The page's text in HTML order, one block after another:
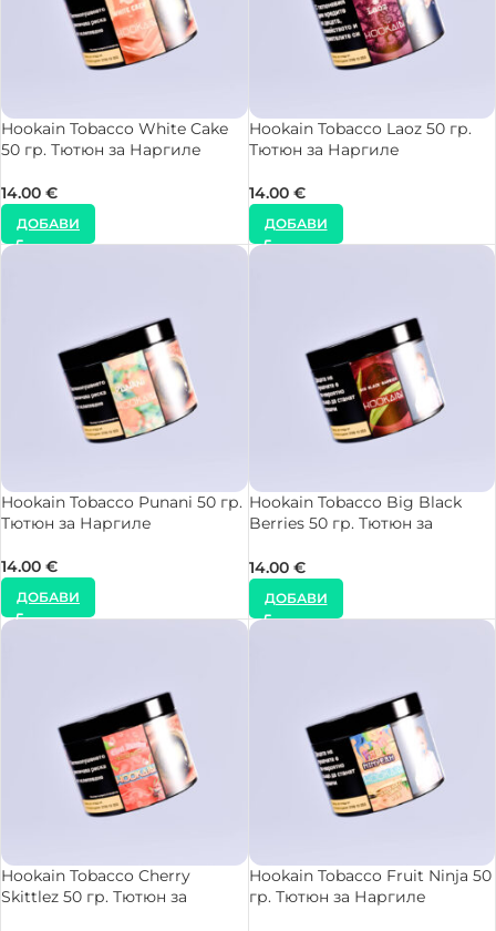
Hookain Tobacco White Cake
50 гр. Тютюн за Наргиле
14.00 €
ДОБАВИ
Hookain Tobacco Laoz 50 гр.
Тютюн за Наргиле
14.00 €
ДОБАВИ
Hookain Tobacco Punani 50 гр.
Тютюн за Наргиле
14.00 €
ДОБАВИ
Hookain Tobacco Big Black
Berries 50 гр. Тютюн за
14.00 €
ДОБАВИ
Hookain Tobacco Cherry
Skittlez 50 гр. Тютюн за
Hookain Tobacco Fruit Ninja 50
гр. Тютюн за Наргиле